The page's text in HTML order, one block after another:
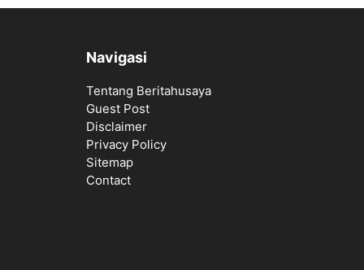
Navigasi
Tentang Beritahusaya
Guest Post
Disclaimer
Privacy Policy
Sitemap
Contact